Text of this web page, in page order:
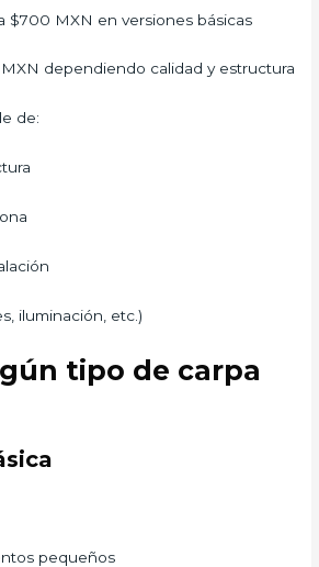
$700 MXN en versiones básicas
dependiendo calidad y estructura
de:
iluminación, etc.)
tipo de carpa
pequeños